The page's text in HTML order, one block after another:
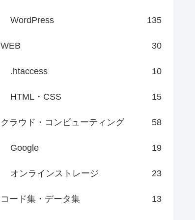
WordPress 135
WEB 30
.htaccess 10
HTML・CSS 15
クラウド・コンピューティング 58
Google 19
オンラインストレージ 23
コード集・データ集 13